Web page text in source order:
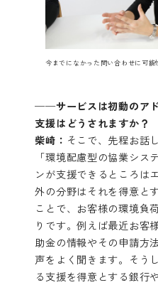
今までになかった問い合わせに可
──サービスは初動のア
支援はどうされますか？
柴崎： そこで、先程お話
「環境配慮型の協業シス
ンが支援できるところは
外の分野はそれを得意と
ことで、お客様の環境負
りです。例えば最近お客
助金の情報やその申請方
声をよく聞きます。そう
る支援を得意とする銀行